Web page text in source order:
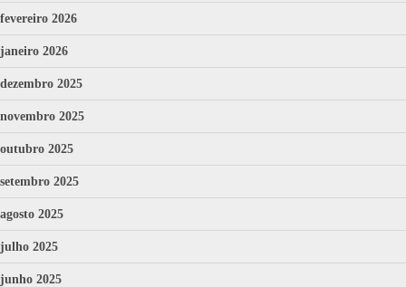
fevereiro 2026
janeiro 2026
dezembro 2025
novembro 2025
outubro 2025
setembro 2025
agosto 2025
julho 2025
junho 2025